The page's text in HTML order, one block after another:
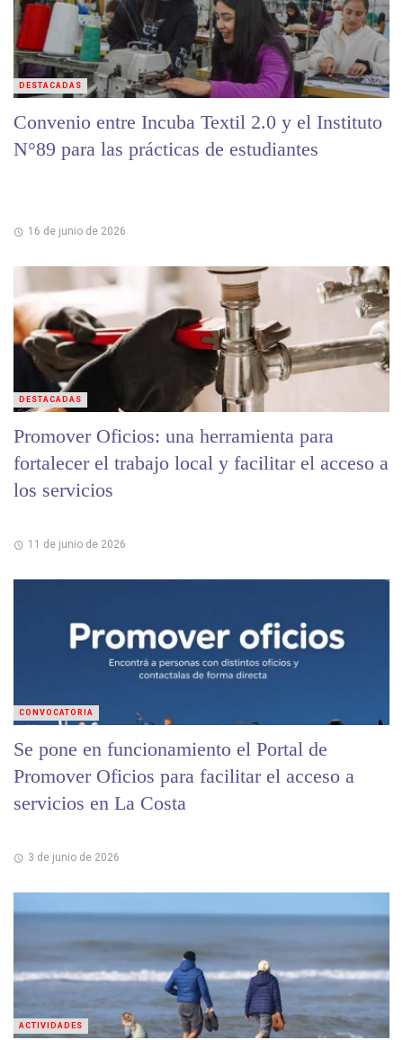
Convenio entre Incuba Textil 2.0 y el Instituto
N°89 para las prácticas de estudiantes
16 de junio de 2026
DESTACADAS
Promover Oficios: una herramienta para
fortalecer el trabajo local y facilitar el acceso a
los servicios
11 de junio de 2026
DESTACADAS
Se pone en funcionamiento el Portal de
Promover Oficios para facilitar el acceso a
servicios en La Costa
3 de junio de 2026
CONVOCATORIA
ACTIVIDADES